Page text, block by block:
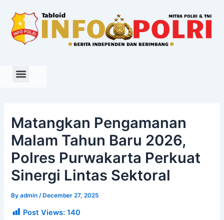
content
Matangkan Pengamanan
Malam Tahun Baru 2026,
Polres Purwakarta Perkuat
Sinergi Lintas Sektoral
Byadmin/ December 27, 2025
Post Views: 140